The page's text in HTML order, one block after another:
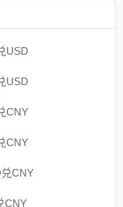
USD
USD
CNY
CNY
CNY
CNY